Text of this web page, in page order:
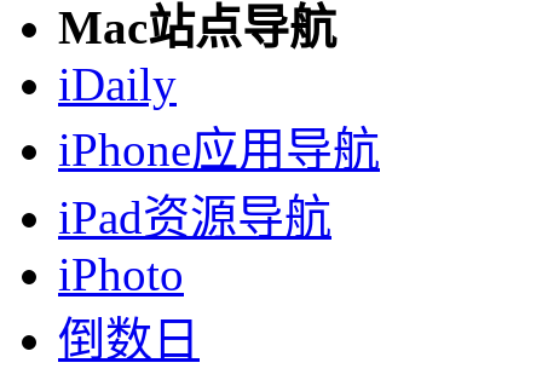
Mac站点导航
iDaily
iPhone应用导航
iPad资源导航
iPhoto
倒数日